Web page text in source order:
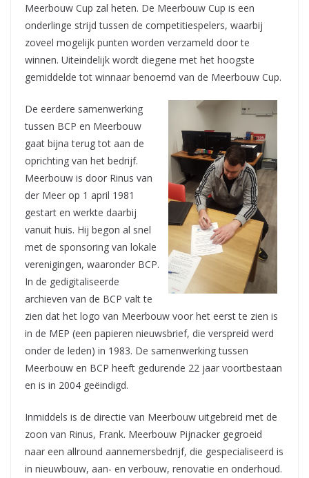
Meerbouw Cup zal heten. De Meerbouw Cup is een
onderlinge strijd tussen de competitiespelers, waarbij
zoveel mogelijk punten worden verzameld door te
winnen. Uiteindelijk wordt diegene met het hoogste
gemiddelde tot winnaar benoemd van de Meerbouw Cup.
De eerdere samenwerking
tussen BCP en Meerbouw
gaat bijna terug tot aan de
oprichting van het bedrijf.
Meerbouw is door Rinus van
der Meer op 1 april 1981
gestart en werkte daarbij
vanuit huis. Hij begon al snel
met de sponsoring van lokale
verenigingen, waaronder BCP.
In de gedigitaliseerde
archieven van de BCP valt te
zien dat het logo van Meerbouw voor het eerst te zien is
in de MEP (een papieren nieuwsbrief, die verspreid werd
onder de leden) in 1983. De samenwerking tussen
Meerbouw en BCP heeft gedurende 22 jaar voortbestaan
en is in 2004 geëindigd.
Inmiddels is de directie van Meerbouw uitgebreid met de
zoon van Rinus, Frank. Meerbouw Pijnacker gegroeid
naar een allround aannemersbedrijf, die gespecialiseerd is
in nieuwbouw, aan- en verbouw, renovatie en onderhoud.